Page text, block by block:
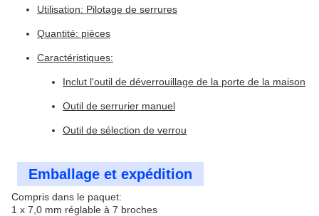
Utilisation: Pilotage de serrures
Quantité: pièces
Caractéristiques:
Inclut l'outil de déverrouillage de la porte de la maison
Outil de serrurier manuel
Outil de sélection de verrou
Emballage et expédition
Compris dans le paquet:
1 x 7,0 mm réglable à 7 broches